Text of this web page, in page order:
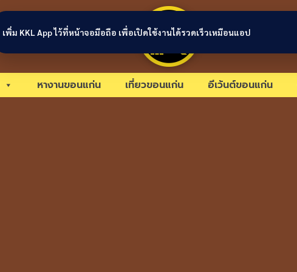
ขอนแก่นลิงก์
หางานขอนแก่น เที่ยวขอนแก่น อีเว้นต์ขอนแก่น
เพิ่ม KKL App ไว้ที่หน้าจอมือถือ เพื่อเปิดใช้งานได้รวดเร็วเหมือนแอป